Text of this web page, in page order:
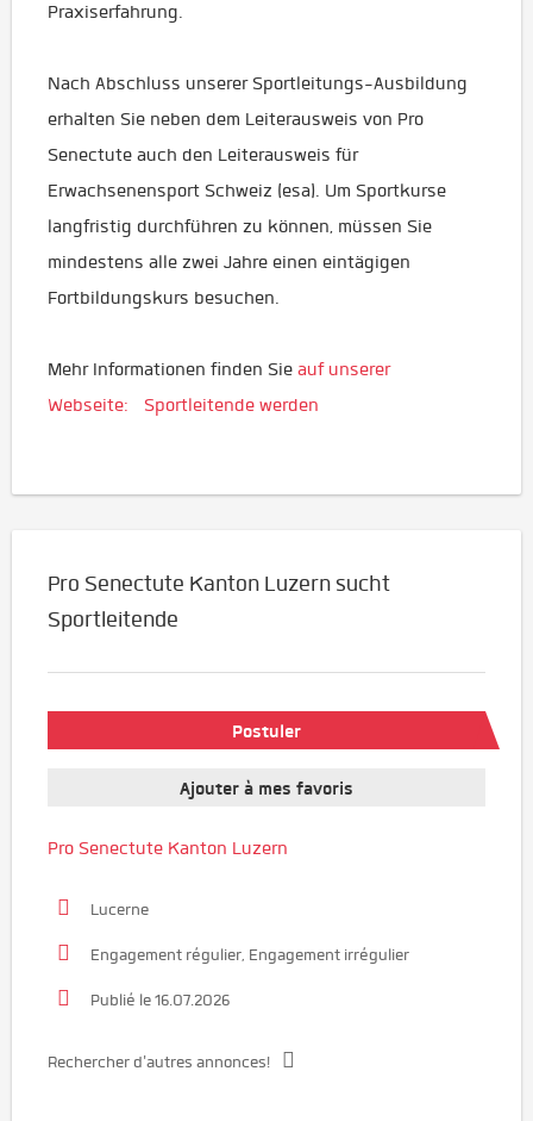
Praxiserfahrung.
Nach Abschluss unserer Sportleitungs-Ausbildung
erhalten Sie neben dem Leiterausweis von Pro
Senectute auch den Leiterausweis für
Erwachsenensport Schweiz (esa). Um Sportkurse
langfristig durchführen zu können, müssen Sie
mindestens alle zwei Jahre einen eintägigen
Fortbildungskurs besuchen.
Mehr Informationen finden Sie auf unserer
Webseite:
Sportleitende werden
Pro Senectute Kanton Luzern sucht
Sportleitende
Postuler
Ajouter à mes favoris
Pro Senectute Kanton Luzern
Lucerne
Engagement régulier, Engagement irrégulier
Publié le 16.07.2026
Rechercher d'autres annonces!